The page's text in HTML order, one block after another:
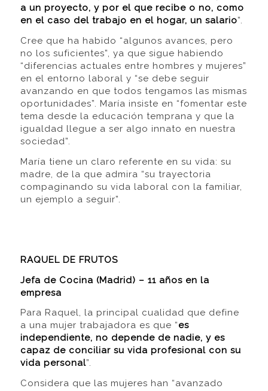
a un proyecto, y por el que recibe o no, como
en el caso del trabajo en el hogar, un salario”.
Cree que ha habido “algunos avances, pero
no los suficientes”, ya que sigue habiendo
“diferencias actuales entre hombres y mujeres”
en el entorno laboral y “se debe seguir
avanzando en que todos tengamos las mismas
oportunidades”. María insiste en “fomentar este
tema desde la educación temprana y que la
igualdad llegue a ser algo innato en nuestra
sociedad”.
María tiene un claro referente en su vida: su
madre, de la que admira “su trayectoria
compaginando su vida laboral con la familiar,
un ejemplo a seguir”.
RAQUEL DE FRUTOS
Jefa de Cocina (Madrid) – 11 años en la
empresa
Para Raquel, la principal cualidad que define
a una mujer trabajadora es que “es
independiente, no depende de nadie, y es
capaz de conciliar su vida profesional con su
vida personal”.
Considera que las mujeres han “avanzado